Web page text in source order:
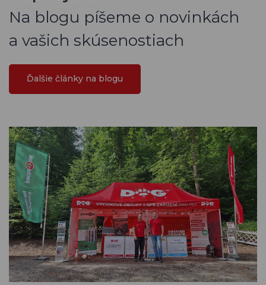
Na blogu píšeme o novinkách
a vašich skúsenostiach
Ďalšie články na blogu